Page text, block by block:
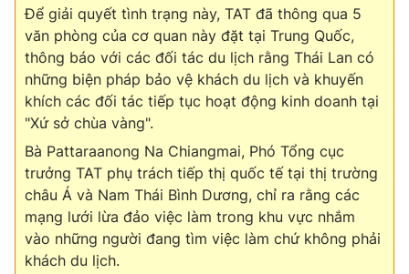
® Cấm sao chép dưới mọi hình thức nếu không có sự chấp
thuận bằng văn bản. Ghi rõ nguồn VTV.vn khi phát hành lại
Để giải quyết tình trạng này, TAT đã thông qua 5
văn phòng của cơ quan này đặt tại Trung Quốc,
thông báo với các đối tác du lịch rằng Thái Lan có
những biện pháp bảo vệ khách du lịch và khuyến
khích các đối tác tiếp tục hoạt động kinh doanh tại
"Xứ sở chùa vàng".
Bà Pattaraanong Na Chiangmai, Phó Tổng cục
trưởng TAT phụ trách tiếp thị quốc tế tại thị trường
châu Á và Nam Thái Bình Dương, chỉ ra rằng các
mạng lưới lừa đảo việc làm trong khu vực nhắm
vào những người đang tìm việc làm chứ không phải
khách du lịch.